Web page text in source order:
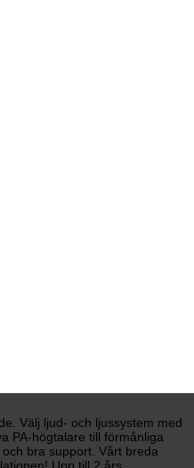
Välj ljud- och ljussystem med
PA-högtalare till förmånliga
bra support. Vårt breda